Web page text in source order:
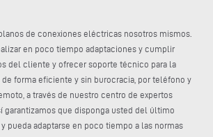
de conexiones eléctricas nosotros mismos.
en poco tiempo adaptaciones y cumplir
del cliente y ofrecer soporte técnico para la
de forma eficiente y sin burocracia, por teléfono y
a través de nuestro centro de expertos
garantizamos que disponga usted del último
pueda adaptarse en poco tiempo a las normas